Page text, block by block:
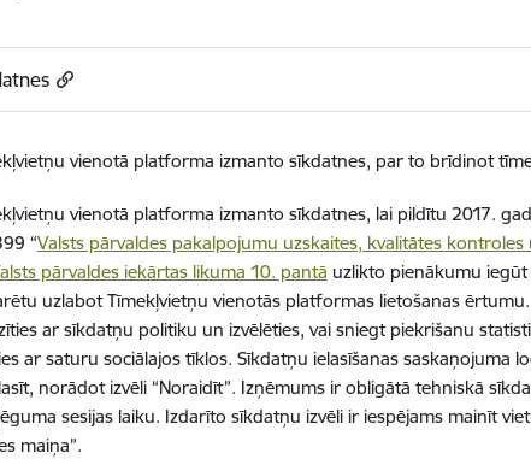
vienotā platforma izmanto sīkdatnes, par to brīdinot
vienotā platforma izmanto sīkdatnes, lai pildītu 2017.
“Valsts pārvaldes pakalpojumu uzskaites, kvalitātes
pārvaldes iekārtas likuma 10. pantā uzlikto pienākumu
uzlabot Tīmekļvietņu vienotās platformas lietošanas
ar sīkdatņu politiku un izvēlēties, vai sniegt piekrišanu
ar saturu sociālajos tīklos. Sīkdatņu ielasīšanas saskaņojuma
norādot izvēli “Noraidīt”. Izņēmums ir obligātā tehniskā
sesijas laiku. Izdarīto sīkdatņu izvēli ir iespējams mainīt
maiņa”.